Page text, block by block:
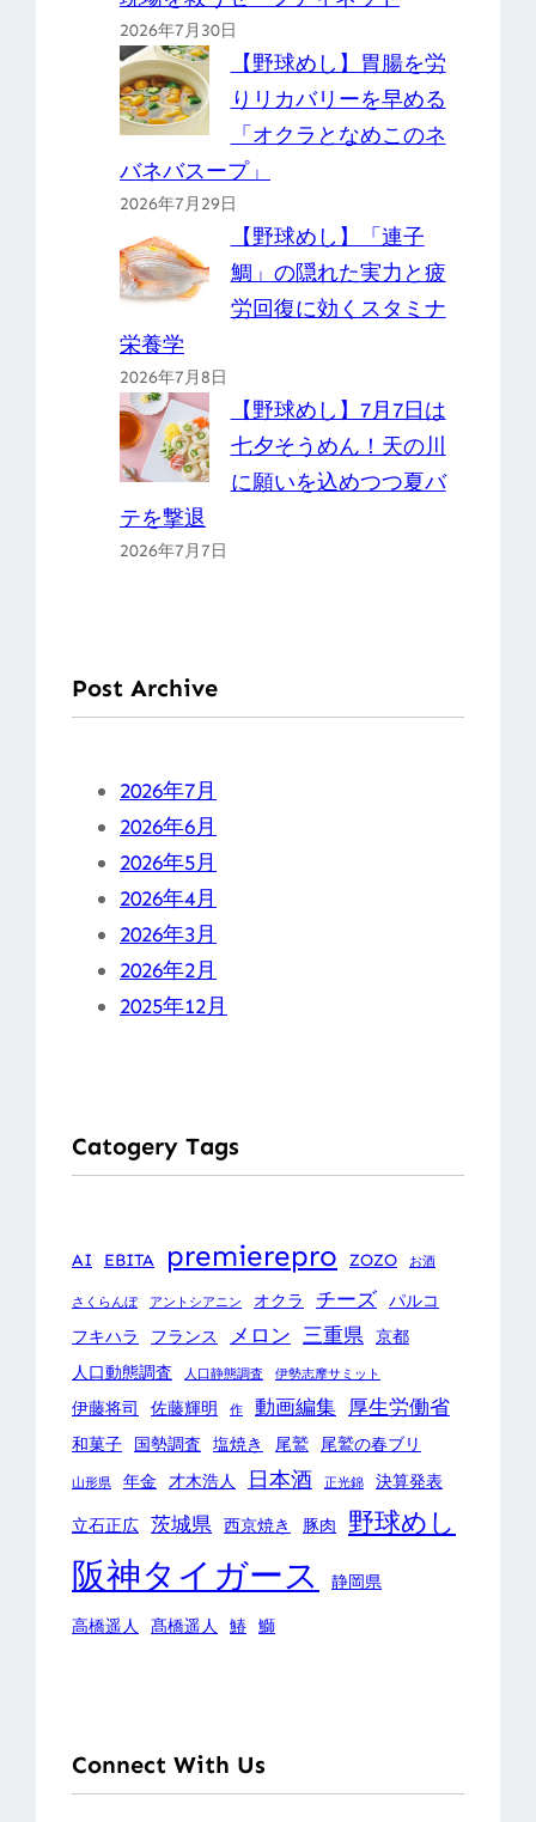
2026年7月30日
【野球めし】胃腸を労
りリカバリーを早める
「オクラとなめこのネ
バネバスープ」
2026年7月29日
【野球めし】「連子
鯛」の隠れた実力と疲
労回復に効くスタミナ
栄養学
2026年7月8日
【野球めし】7月7日は
七夕そうめん！天の川
に願いを込めつつ夏バ
テを撃退
2026年7月7日
Post Archive
2026年7月
2026年6月
2026年5月
2026年4月
2026年3月
2026年2月
2025年12月
Catogery Tags
AI EBITA premierepro ZOZO お酒
さくらんぼ アントシアニン オクラ チーズ パルコ
フキハラ
フランス メロン 三重県 京都
人口動態調査
人口静態調査 伊勢志摩サミット
伊藤将司 佐藤輝明 作 動画編集 厚生労働省
和菓子 国勢調査 塩焼き 尾鷲 尾鷲の春ブリ
山形県 年金 才木浩人 日本酒 正光錦 決算発表
立石正広 茨城県 西京焼き 豚肉 野球めし
阪神タイガース 静岡県
高橋遥人 髙橋遥人 鰆 鰤
Connect With Us